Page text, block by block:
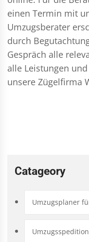
einen Termin mit
Umzugsberater
durch
Gespräch alle
alle Leistungen
unsere Zügelfirma
Catageory
Umzugsplaner